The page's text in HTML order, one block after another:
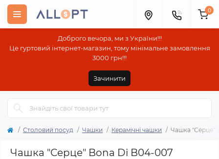
Доброго вечора, ми з України!!!
Це гуртовий інтернет-магазин, тому мінімальне замовлення
3000 грн!!!
Зачинити
0
Столовий посуд Чашки Керамічні чашки Чашка "Серце"
Чашка "Серце" Bona Di B04-007